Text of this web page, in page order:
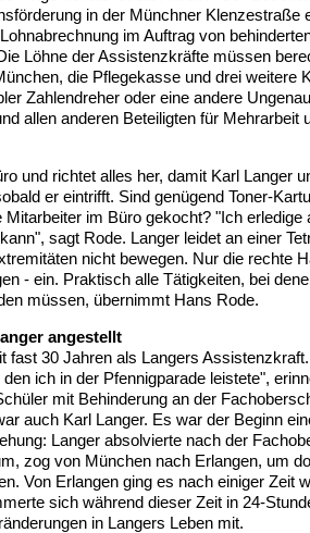
in der Münchner Klenzestraße
im Auftrag von
Löhne der Assistenzkräfte müssen
die Pflegekasse und drei weitere
Zahlendreher oder eine andere
allen anderen Beteiligten für Mehrarbeit
und richtet alles her, damit Karl Langer
er eintrifft. Sind genügend Toner-
im Büro gekocht? "Ich erledige
sagt Rode. Langer leidet an einer
nicht bewegen. Nur die rechte
- ein. Praktisch alle Tätigkeiten, bei
müssen, übernimmt Hans Rode.
angestellt
fast 30 Jahren als Langers
ich in der Pfennigparade leistete",
mit Behinderung an der
auch Karl Langer. Es war der Beginn
Langer absolvierte nach der
zog von München nach Erlangen, um
Von Erlangen ging es nach einiger Zeit
sich während dieser Zeit in 24-
in Langers Leben mit.